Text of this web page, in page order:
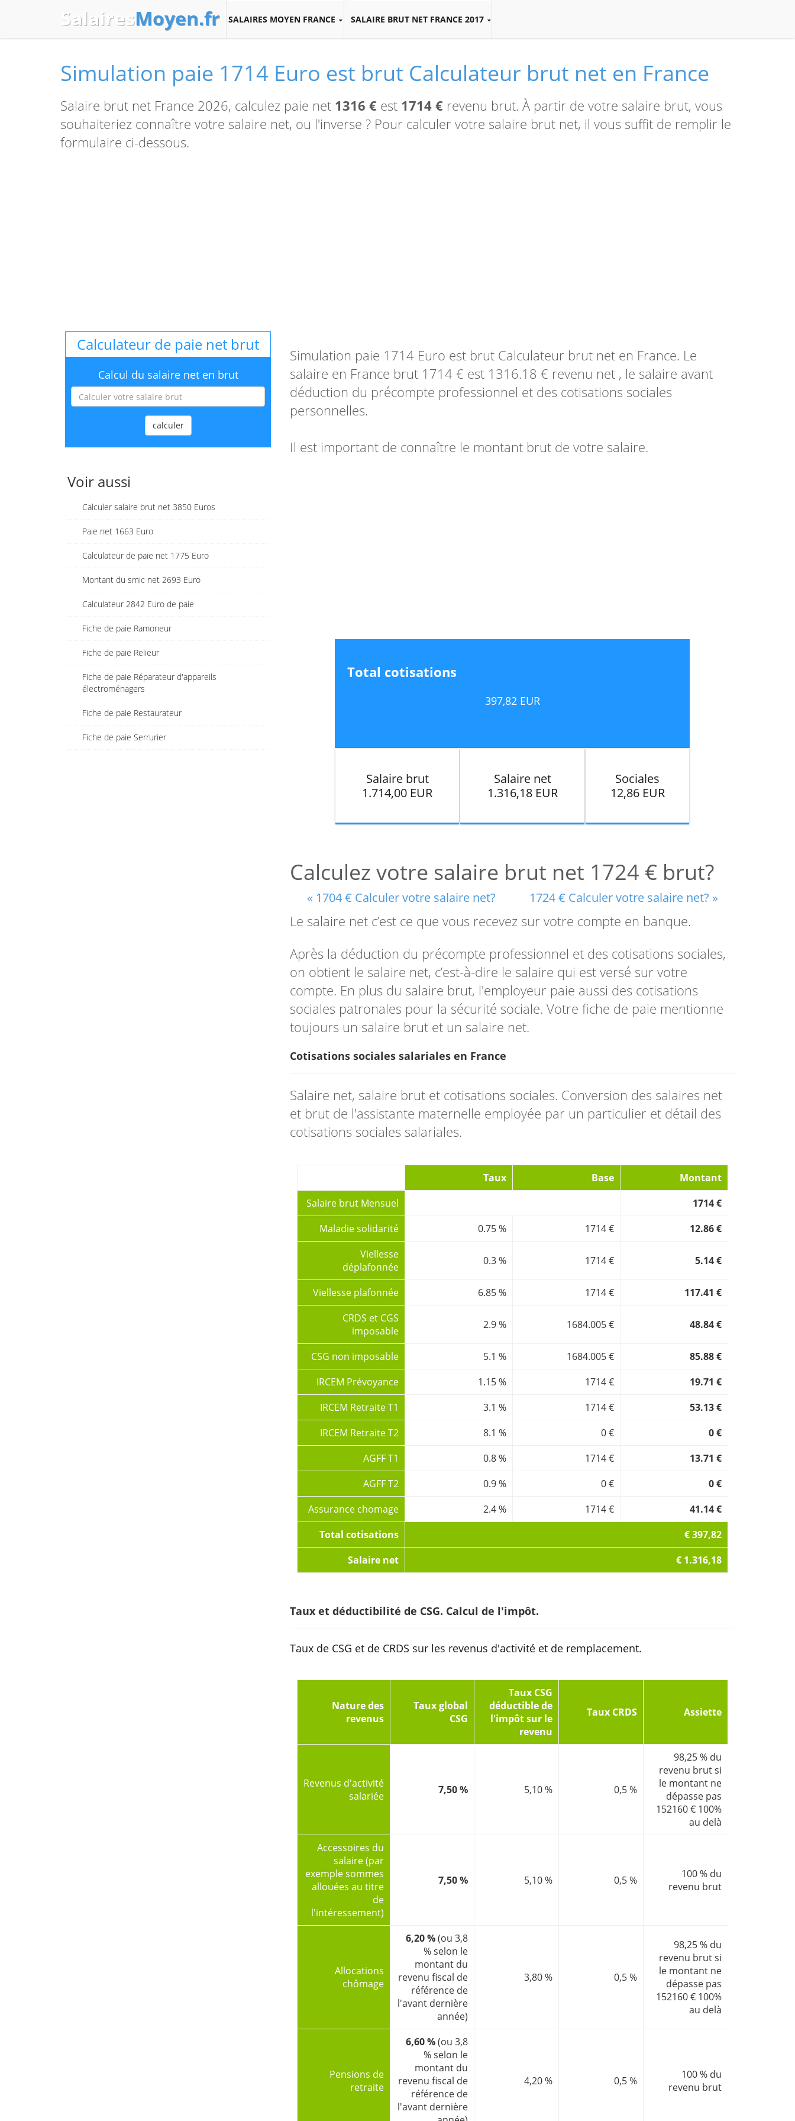
SalairesMoyen.fr SALAIRES MOYEN FRANCE SALAIRE BRUT NET FRANCE 2017
Simulation paie 1714 Euro est brut Calculateur brut net en France
Salaire brut net France 2026, calculez paie net 1316 € est 1714 € revenu brut. À partir de votre salaire brut, vous
souhaiteriez connaître votre salaire net, ou l'inverse ? Pour calculer votre salaire brut net, il vous suffit de remplir le
formulaire ci-dessous.
Calculateur de paie net brut
Calcul du salaire net en brut
calculer
Voir aussi
Calculer salaire brut net 3850 Euros
Paie net 1663 Euro
Calculateur de paie net 1775 Euro
Montant du smic net 2693 Euro
Calculateur 2842 Euro de paie
Fiche de paie Ramoneur
Fiche de paie Relieur
Fiche de paie Réparateur d'appareils
électroménagers
Fiche de paie Restaurateur
Fiche de paie Serrurier
Simulation paie 1714 Euro est brut Calculateur brut net en France. Le
salaire en France brut 1714 € est 1316.18 € revenu net , le salaire avant
déduction du précompte professionnel et des cotisations sociales
personnelles.
Il est important de connaître le montant brut de votre salaire.
Total cotisations
397,82 EUR
Salaire brut
1.714,00 EUR
Salaire net
1.316,18 EUR
Sociales
12,86 EUR
Calculez votre salaire brut net 1724 € brut?
« 1704 € Calculer votre salaire net? 1724 € Calculer votre salaire net? »
Le salaire net c’est ce que vous recevez sur votre compte en banque.
Après la déduction du précompte professionnel et des cotisations sociales,
on obtient le salaire net, c’est-à-dire le salaire qui est versé sur votre
compte. En plus du salaire brut, l'employeur paie aussi des cotisations
sociales patronales pour la sécurité sociale. Votre fiche de paie mentionne
toujours un salaire brut et un salaire net.
Cotisations sociales salariales en France
Salaire net, salaire brut et cotisations sociales. Conversion des salaires net
et brut de l'assistante maternelle employée par un particulier et détail des
cotisations sociales salariales.
Taux Base
Montant
Salaire brut Mensuel
1714 €
Maladie solidarité
0.75 % 1714 €
12.86 €
Viellesse
déplafonnée
0.3 % 1714 € 5.14 €
Viellesse plafonnée 6.85 % 1714 €
117.41 €
CRDS et CGS
imposable
2.9 % 1684.005 € 48.84 €
CSG non imposable 5.1 % 1684.005 €
85.88 €
IRCEM Prévoyance
1.15 % 1714 €
19.71 €
IRCEM Retraite T1
3.1 % 1714 €
53.13 €
IRCEM Retraite T2
8.1 % 0 €
0 €
AGFF T1
0.8 % 1714 €
13.71 €
AGFF T2
0.9 % 0 €
0 €
Assurance chomage
2.4 % 1714 €
41.14 €
Total cotisations
€ 397,82
Salaire net
€ 1.316,18
Taux et déductibilité de CSG. Calcul de l'impôt.
Taux de CSG et de CRDS sur les revenus d'activité et de remplacement.
Nature des
revenus
Taux global
CSG
Taux CSG
déductible de
l'impôt sur le
revenu
Taux CRDS Assiette
Revenus d'activité
salariée
7,50 % 5,10 % 0,5 %
98,25 % du
revenu brut si
le montant ne
dépasse pas
152160 € 100%
au delà
Accessoires du
salaire (par
exemple sommes
allouées au titre
de
l'intéressement)
7,50 % 5,10 % 0,5 %
100 % du
revenu brut
Allocations
chômage
6,20 %(ou 3,8
% selon le
montant du
revenu fiscal de
référence de
l'avant dernière
année)
3,80 % 0,5 %
98,25 % du
revenu brut si
le montant ne
dépasse pas
152160 € 100%
au delà
Pensions de
retraite
6,60 %(ou 3,8
% selon le
montant du
revenu fiscal de
référence de
l'avant dernière
4,20 % 0,5 %
100 % du
revenu brut